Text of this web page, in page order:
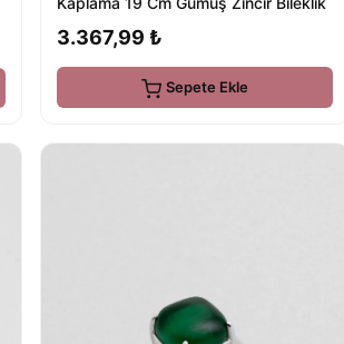
3.367,99 ₺
Sepete Ekle